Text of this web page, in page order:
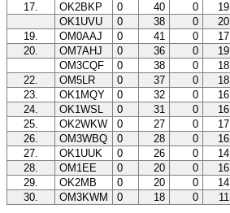
17.
OK2BKP 0 40 0 19
OK1UVU
0 38 0 20
19.
OM0AAJ 0 41 0 17
20.
OM7AHJ 0 36 0 19
OM3CQF
0 38 0 18
22.
OM5LR 0 37 0 18
23.
OK1MQY 0 32 0 16
24.
OK1WSL 0 31 0 16
25.
OK2WKW 0 27 0 17
26.
OM3WBQ 0 28 0 16
27.
OK1UUK 0 26 0 14
28.
OM1EE 0 20 0 16
29.
OK2MB 0 20 0 14
30.
OM3KWM 0 18 0 11